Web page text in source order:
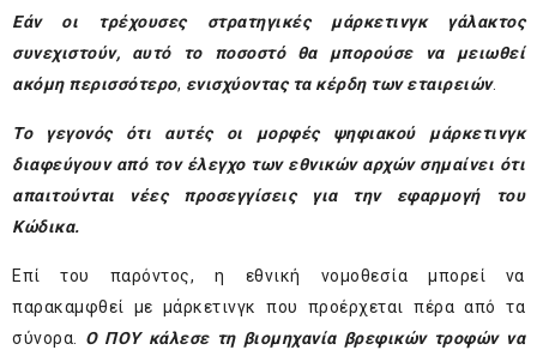
Εάν οι τρέχουσες στρατηγικές μάρκετινγκ γάλακτος
συνεχιστούν, αυτό το ποσοστό θα μπορούσε να μειωθεί
ακόμη περισσότερο, ενισχύοντας τα κέρδη των εταιρειών.
Το γεγονός ότι αυτές οι μορφές ψηφιακού μάρκετινγκ
διαφεύγουν από τον έλεγχο των εθνικών αρχών σημαίνει ότι
απαιτούνται νέες προσεγγίσεις για την εφαρμογή του
Κώδικα.
Επί του παρόντος, η εθνική νομοθεσία μπορεί να
παρακαμφθεί με μάρκετινγκ που προέρχεται πέρα ​​από τα
σύνορα. Ο ΠΟΥ κάλεσετη βιομηχανία βρεφικών τροφών να